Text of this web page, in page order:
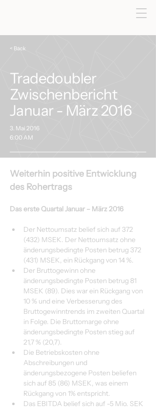
< Back
Tradedoubler
Zwischenbericht
Januar - März 2016
3. Mai 2016
6:00 AM
Weiterhin positive Entwicklung
des Rohertrags
Das erste Quartal Januar – März 2016
Der Nettoumsatz belief sich auf 372
(432) MSEK. Der Nettoumsatz ohne
änderungsbedingte Posten betrug 372
(431) MSEK, ein Rückgang von 14 %.
Der Bruttogewinn ohne
änderungsbedingte Posten betrug 81
MSEK (89). Dies war ein Rückgang von
10 % und eine Verbesserung des
Bruttogewinntrends im zweiten Quartal
in Folge. Die Bruttomarge ohne
änderungsbedingte Posten stieg auf
21,7 % (20,7).
Die Betriebskosten ohne
Abschreibungen und
änderungsbezogene Posten beliefen
sich auf 85 (86) MSEK, was einem
Rückgang von 1% entspricht.
Das EBITDA belief sich auf -5 Mio. SEK